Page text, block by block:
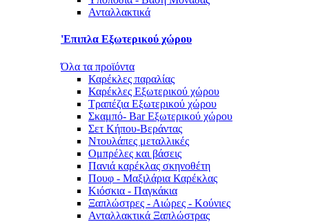
Ανταλλακτικά
'Επιπλα Εξωτερικού χώρου
Όλα τα προϊόντα
Καρέκλες παραλίας
Καρέκλες Εξωτερικού χώρου
Τραπέζια Εξωτερικού χώρου
Σκαμπό- Bar Εξωτερικού χώρου
Σετ Κήπου-Βεράντας
Ντουλάπες μεταλλικές
Ομπρέλες και βάσεις
Πανιά καρέκλας σκηνοθέτη
Πουφ - Μαξιλάρια Καρέκλας
Κιόσκια - Παγκάκια
Ξαπλώστρες - Αιώρες - Κούνιες
Ανταλλακτικά Ξαπλώστρας